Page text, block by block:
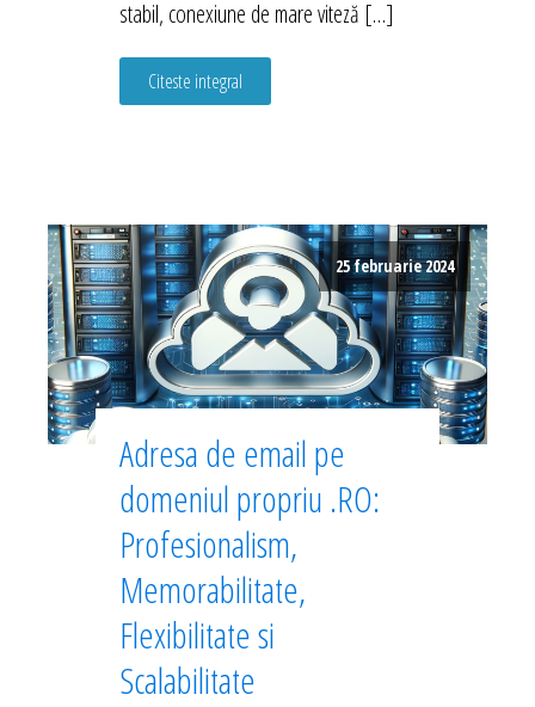
stabil, conexiune de mare viteză […]
Citeste integral
25 februarie 2024
Adresa de email pe
domeniul propriu .RO:
Profesionalism,
Memorabilitate,
Flexibilitate si
Scalabilitate